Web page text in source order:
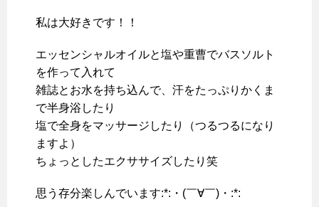
私は大好きです！！
エッセンシャルオイルと塩や重曹でバスソルト
を作って入れて
雑誌とお水を持ち込んで、汗をたっぷりかくま
で半身浴したり
塩で全身をマッサージしたり（つるつるになり
ますよ）
ちょっとしたエクササイズしたり笑
思う存分楽しんでいます:*:・(￣∀￣)・:*: